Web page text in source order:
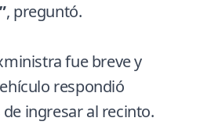
, preguntó.
fue breve y
respondió
ingresar al recinto.